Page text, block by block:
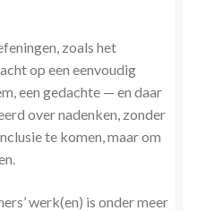
zoals het
op een eenvoudig
een gedachte — en daar
over nadenken, zonder
te komen, maar om
werk(en) is onder meer